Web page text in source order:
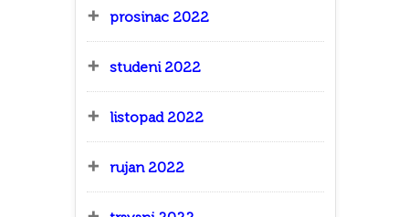
prosinac 2022
studeni 2022
listopad 2022
rujan 2022